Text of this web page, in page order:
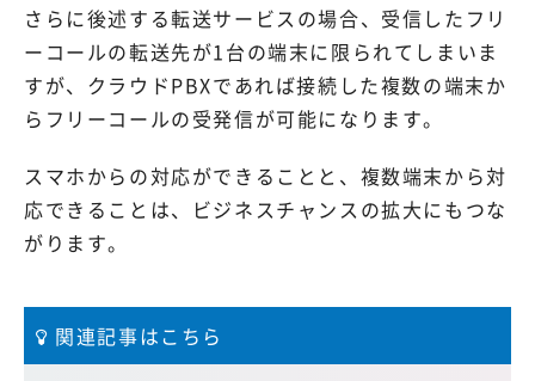
さらに後述する転送サービスの場合、受信したフリ
ーコールの転送先が1台の端末に限られてしまいま
すが、クラウドPBXであれば接続した複数の端末か
らフリーコールの受発信が可能になります。
スマホからの対応ができることと、複数端末から対
応できることは、ビジネスチャンスの拡大にもつな
がります。
関連記事はこちら